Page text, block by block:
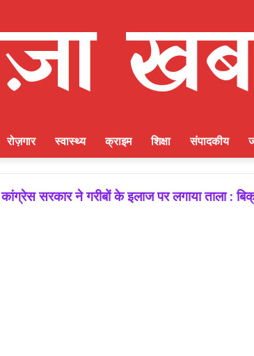
रोज़गार स्वास्थ्य क्राइम शिक्षा संपादकीय
सरकार ने गरीबों के इलाज पर लगाया ताला :
आगामी विधानसभा चुनाव में बूथ प्रबंधन निभाएगा